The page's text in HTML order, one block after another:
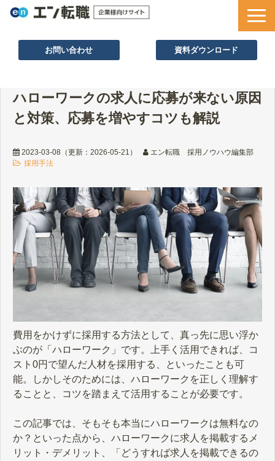
お問い合わせ 資料ダウンロード
採用ノウハウ
採用事例
セミナー情報
ハローワークの求人に応募が来ない原因
と対策、応募を増やすコツも解説
2023-03-08 （更新： 2026-05-21 ）
エン転職 採用ノウハウ編集部
採用手法
費用をかけずに採用する方法として、真っ先に思い浮か
ぶのが「ハローワーク」です。上手く活用できれば、コ
スト0円で望んだ人材を採用する、といったことも可
能。しかしそのためには、ハローワークを正しく理解す
ることと、コツを踏まえて活用することが必要です。
この記事では、そもそも本当にハローワークは無料なの
か？といった点から、ハローワークに求人を掲載するメ
リット・デメリット、「どうすれば求人を掲載できるの